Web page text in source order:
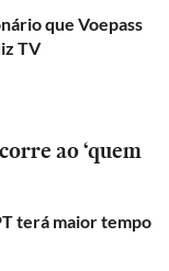
que Voepass
TV
ao ‘quem
terá maior tempo